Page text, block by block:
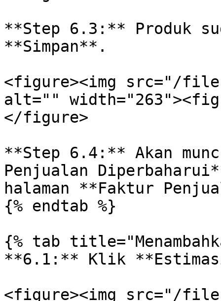
**Step 6.3:** Produk
**Simpan**.
<figure><img src="/files/
alt=""
</figure>
**Step 6.4:** Akan
Penjualan
halaman **Faktur
{% endtab %}
{% tab
**6.1:** Klik
<figure><img src="/files/